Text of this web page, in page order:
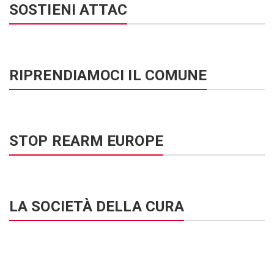
SOSTIENI ATTAC
RIPRENDIAMOCI IL COMUNE
STOP REARM EUROPE
LA SOCIETÀ DELLA CURA